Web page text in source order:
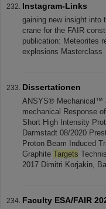
Instagram-Links
gaining new insight into
crane for the FAIR
publication: Meteorites
explosions Masterclass
Dissertationen
ANSYS® Mechanical™
mechanical Response
Short High Intensity
Darmstadt 08/2020
Proton Beam Induced
Graphite Targets
2017 Dimitri Korjakin,
Faculty ESA/FAIR